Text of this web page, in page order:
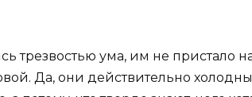
трезвостью ума, им не пристало
Да, они действительно